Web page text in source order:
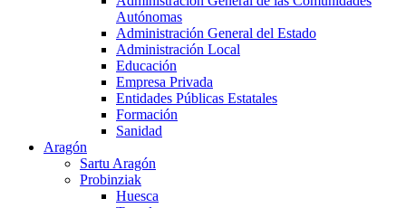
Autónomas
Administración General del Estado
Administración Local
Educación
Empresa Privada
Entidades Públicas Estatales
Formación
Sanidad
Aragón
Sartu Aragón
Probinziak
Huesca